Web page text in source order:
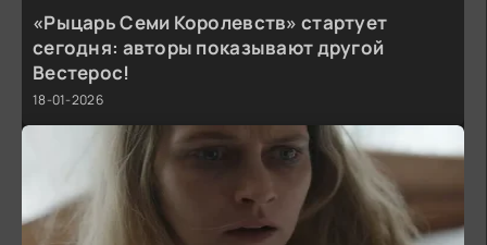
«Рыцарь Семи Королевств» стартует
сегодня: авторы показывают другой
Вестерос!
18-01-2026